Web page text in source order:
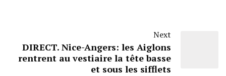
Next
DIRECT. Nice-Angers: les Aiglons
rentrent au vestiaire la tête basse
et sous les sifflets